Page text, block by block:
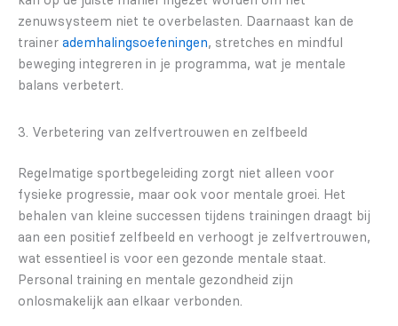
zenuwsysteem niet te overbelasten. Daarnaast kan de
trainer ademhalingsoefeningen, stretches en mindful
beweging integreren in je programma, wat je mentale
balans verbetert.
3. Verbetering van zelfvertrouwen en zelfbeeld
Regelmatige sportbegeleiding zorgt niet alleen voor
fysieke progressie, maar ook voor mentale groei. Het
behalen van kleine successen tijdens trainingen draagt bij
aan een positief zelfbeeld en verhoogt je zelfvertrouwen,
wat essentieel is voor een gezonde mentale staat.
Personal training en mentale gezondheid zijn
onlosmakelijk aan elkaar verbonden.